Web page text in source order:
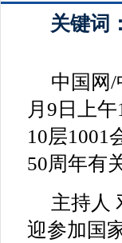
关键词：
中国网/
月9日上
10层1001
50周年有
主持人
迎参加国